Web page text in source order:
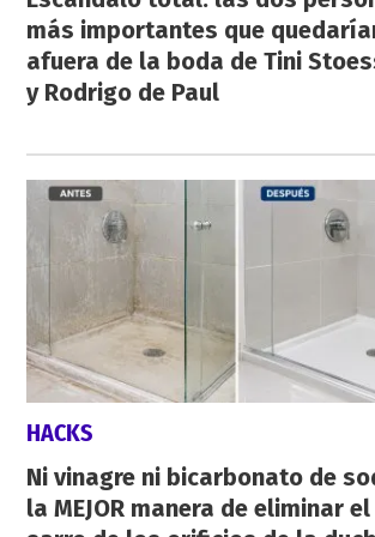
más importantes que
afuera de la boda de Tini
y Rodrigo de Paul
HACKS
Ni vinagre ni bicarbonato de
la MEJOR manera de eliminar el